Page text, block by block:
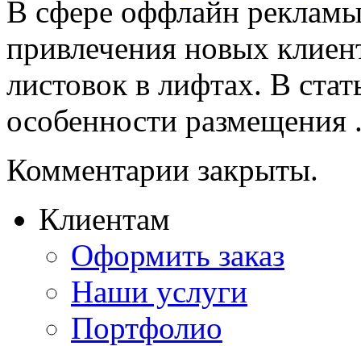
В сфере оффлайн
привлечения новых
листовок в лифтах. В
особенности размещения
Комментарии закрыты.
Клиентам
Оформить заказ
Наши услуги
Портфолио